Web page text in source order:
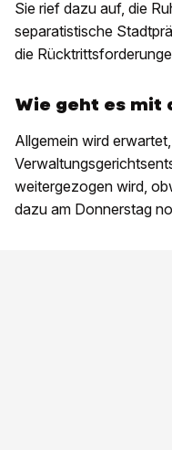
Sie rief dazu auf, die
separatistische
die
Wie geht es mit
Allgemein wird
weitergezogen wird,
dazu am Donnerstag